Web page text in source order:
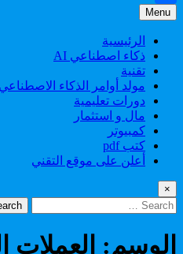
Link
Share
Menu
الرئيسية
ذكاء اصطناعي AI
تقنية
مولد أوامر الذكاء
دورات تعليمية
مال و استثمار
كمبيوتر
كتب pdf
أعلن على موقع التقني
×
Search
for:
الوسم: العملات